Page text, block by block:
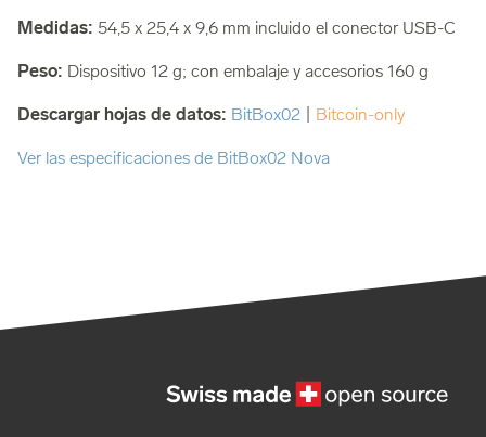
Medidas: 54,5 x 25,4 x 9,6 mm incluido el conector USB-C
Peso: Dispositivo 12 g; con embalaje y accesorios 160 g
Descargar hojas de datos: BitBox02 Bitcoin-only
Ver las especificaciones de BitBox02 Nova